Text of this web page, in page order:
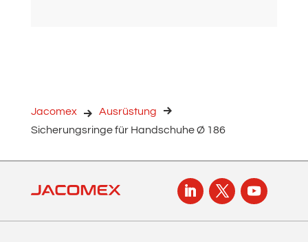
Jacomex
Ausrüstung
Sicherungsringe für Handschuhe Ø 186